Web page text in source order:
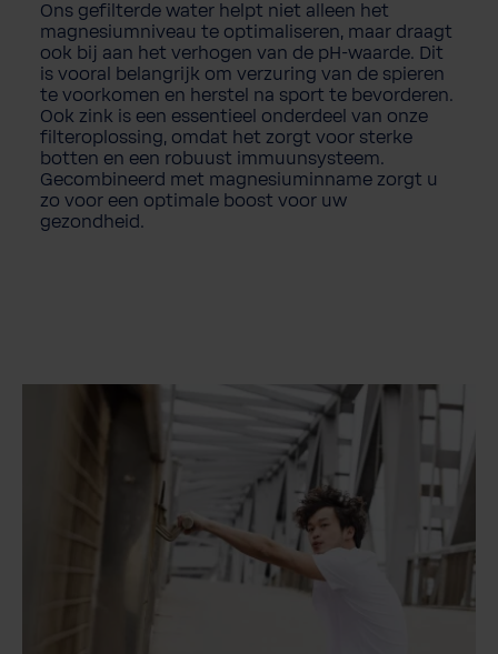
Ons gefilterde water helpt niet alleen het
magnesiumniveau te optimaliseren, maar draagt
ook bij aan het verhogen van de pH-waarde. Dit
is vooral belangrijk om verzuring van de spieren
te voorkomen en herstel na sport te bevorderen.
Ook zink is een essentieel onderdeel van onze
filteroplossing, omdat het zorgt voor sterke
botten en een robuust immuunsysteem.
Gecombineerd met magnesiuminname zorgt u
zo voor een optimale boost voor uw
gezondheid.